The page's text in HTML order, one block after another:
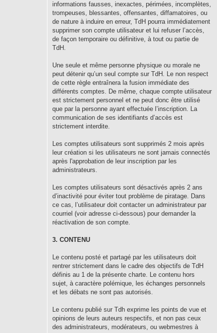
informations fausses, inexactes, périmées, incomplètes,
trompeuses, blessantes, offensantes, diffamatoires, ou
de nature à induire en erreur, TdH pourra immédiatement
supprimer son compte utilisateur et lui refuser l’accès,
de façon temporaire ou définitive, à tout ou partie de
TdH.
Une seule et même personne physique ou morale ne
peut détenir qu’un seul compte sur TdH. Le non respect
de cette règle entraînera la fusion immédiate des
différents comptes. De même, chaque compte utilisateur
est strictement personnel et ne peut donc être utilisé
que par la personne ayant effectuée l’inscription. La
communication de ses identifiants d’accès est
strictement interdite.
Les comptes utilisateurs sont supprimés 2 mois après
leur création si les utilisateurs ne sont jamais connectés
après l'approbation de leur inscription par les
administrateurs.
Les comptes utilisateurs sont désactivés après 2 ans
d’inactivité pour éviter tout problème de piratage. Dans
ce cas, l’utilisateur doit contacter un administrateur par
courriel (voir adresse ci-dessous) pour demander la
réactivation de son compte.
3. CONTENU
Le contenu posté et partagé par les utilisateurs doit
rentrer strictement dans le cadre des objectifs de TdH
définis au 1 de la présente charte. Le contenu hors
sujet, à caractère polémique, les échanges personnels
et les débats ne sont pas autorisés.
Le contenu publié sur Tdh exprime les points de vue et
opinions de leurs auteurs respectifs, et non pas ceux
des administrateurs, modérateurs, ou webmestres à